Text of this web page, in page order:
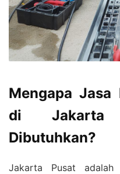
Mengapa Jasa
di Jakarta
Dibutuhkan?
Jakarta Pusat